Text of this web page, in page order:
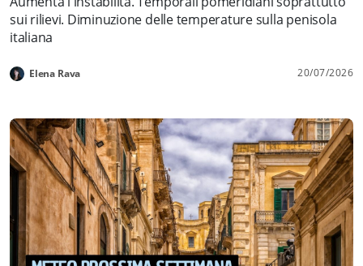
sui rilievi. Diminuzione delle temperature sulla penisola
italiana
Elena Rava 20/07/2026